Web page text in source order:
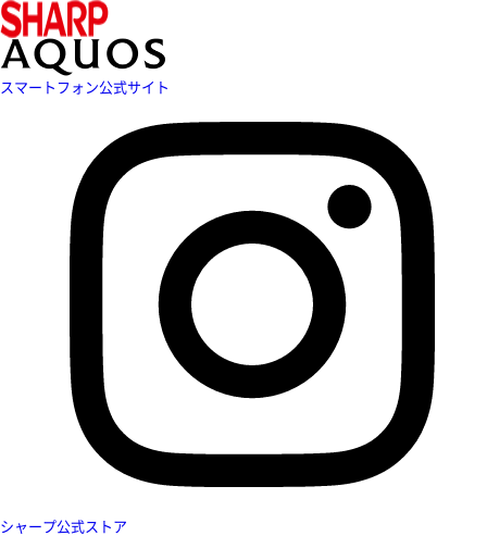
スマートフォン公式サイト
シャープ公式ストア